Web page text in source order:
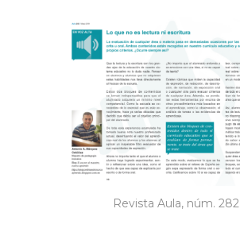
Revista Aula, núm. 282